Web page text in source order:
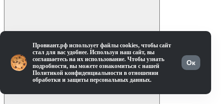
Провиант.рф использует файлы cookies, чтобы сайт
стал для вас удобнее. Используя наш сайт, вы
соглашаетесь на их использование. Чтобы узнать
подробности, вы можете ознакомиться с нашей
Политикой конфиденциальности в отношении
обработки и защиты персональных данных.
Ок